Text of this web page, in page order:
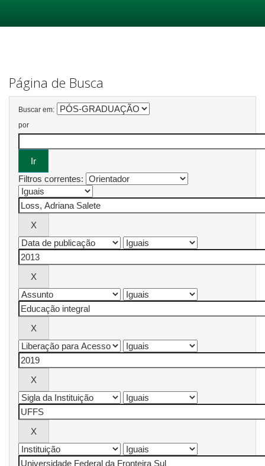
Página de Busca
Buscar em:
por
Filtros correntes: